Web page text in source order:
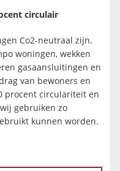
circulair
Co2-neutraal zijn.
woningen, wekken
gasaansluitingen en
van bewoners en
procent circulariteit en
gebruiken zo
kunnen worden.